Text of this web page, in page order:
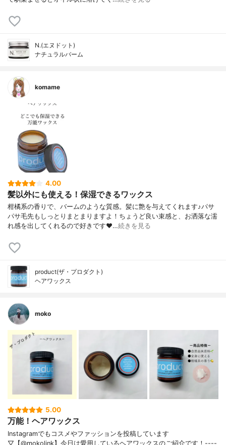
N.(エヌドット)
ナチュラルバーム
komame
4.00
髪以外にも使える！保湿できるワックス
柑橘系の香りで、バームのような質感。髪に艶を与えてくれます♪パサ
パサ毛先もしっとりまとまりますよ！ちょうど良い束感と、お洒落な濡
れ感を出してくれるので好きです❤…続きを見る
product(ザ・プロダクト)
ヘアワックス
moko
5.00
万能！ヘアワックス
Instagramでもコスメやファッションを投稿しています
▽【@mokolink】今日は愛用しているヘアワックスのご紹介です！ ----